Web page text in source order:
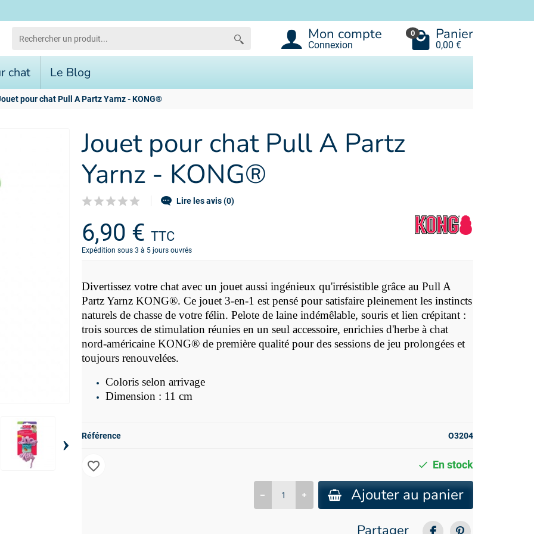
Mon compte
Connexion
0 Panier
0,00 €
chat Le Blog
pour chat Pull A Partz Yarnz - KONG®
›
Jouet pour chat Pull A Partz
Yarnz - KONG®
Lire les avis (0)
6,90 €TTC
Expédition sous 3 à 5 jours ouvrés
Divertissez votre chat avec un jouet aussi ingénieux qu'irrésistible grâce auPull A
Partz YarnzKONG®. Ce jouet 3-en-1 est pensé pour satisfaire pleinement les instincts
naturels de chasse de votre félin. Pelote de laine indémêlable, souris et lien crépitant :
trois sources de stimulation réunies en un seul accessoire, enrichies d'herbe à chat
nord-américaineKONG® de première qualité pour des sessions de jeu prolongées et
toujours renouvelées.
Coloris selon arrivage
Dimension : 11 cm
Référence O3204
En stock
Ajouter au panier
favorite_border